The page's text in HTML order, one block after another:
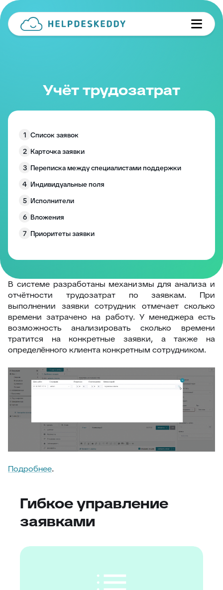
Учёт трудозатрат
1 Список заявок
2 Карточка заявки
3 Переписка между специалистами поддержки
4 Индивидуальные поля
5 Исполнители
6 Вложения
7 Приоритеты заявки
10 Поиск, Фильтр, Сортировка
11 Фильтрация заявок
12 Аудит по заявке
13 Учёт трудозатрат
14 Шаблоны ответов
16
Контроль заявки
17 Метки к тикетам
18 Блокировка заявок
Экспорт заявки
Оборудование
В системе разработаны механизмы для анализа и
отчётности трудозатрат по заявкам. При
выполнении заявки сотрудник отмечает сколько
времени затрачено на работу. У менеджера есть
возможность анализировать сколько времени
тратится на конкретные заявки, а также на
определённого клиента конкретным сотрудником.
Подробнее.
Гибкое управление
заявками